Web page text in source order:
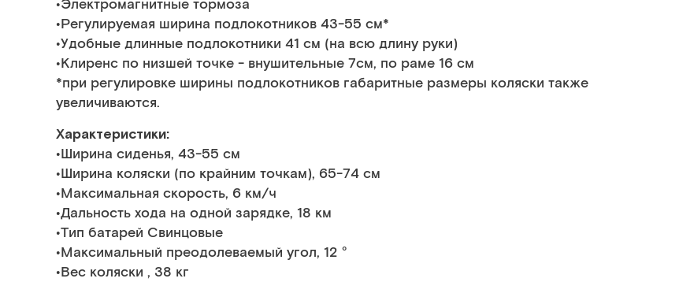
•Электромагнитные тормоза
•Регулируемая ширина подлокотников 43-55 см*
•Удобные длинные подлокотники 41 см (на всю длину руки)
•Клиренс по низшей точке - внушительные 7см, по раме 16 см
*при регулировке ширины подлокотников габаритные размеры коляски также
увеличиваются.
Характеристики:
•Ширина сиденья, 43-55 см
•Ширина коляски (по крайним точкам), 65-74 см
•Максимальная скорость, 6 км/ч
•Дальность хода на одной зарядке, 18 км
•Тип батарей Свинцовые
•Максимальный преодолеваемый угол, 12 °
•Вес коляски , 38 кг